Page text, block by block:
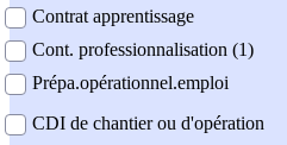
Contrat apprentissage
Cont. professionnalisation (1)
Prépa.opérationnel.emploi
CDI de chantier ou d'opération